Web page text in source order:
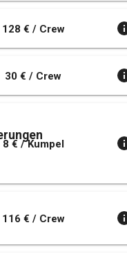
128 € / Crew
30 € / Crew
8 € / Kumpel
116 € / Crew